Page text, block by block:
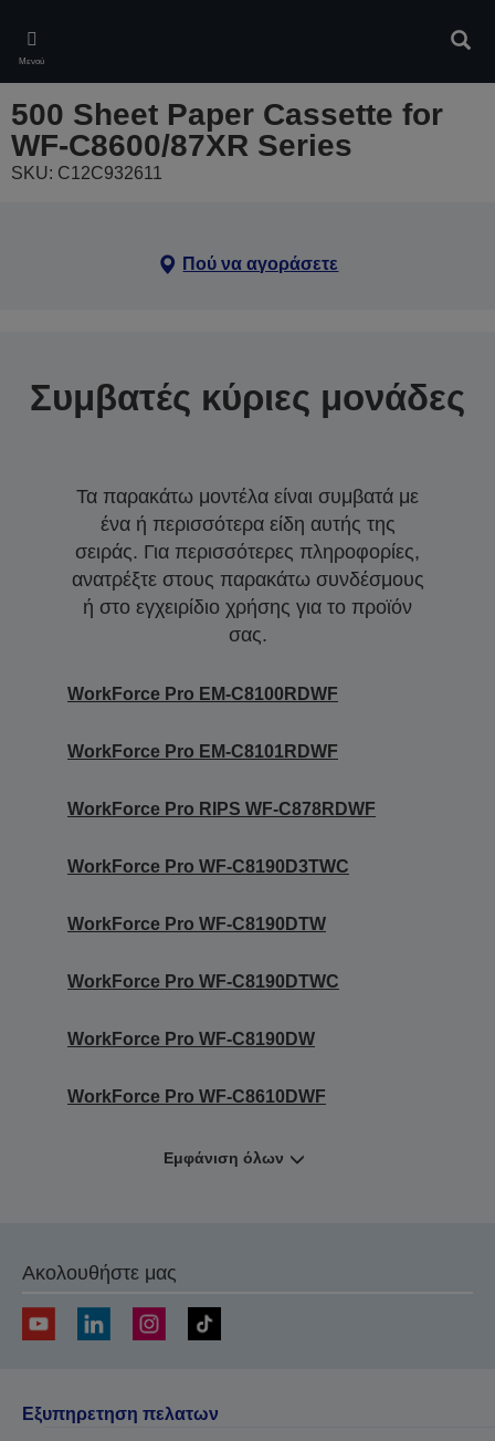
main
content
Μενού
500 Sheet Paper Cassette for
WF-C8600/87XR Series
SKU: C12C932611
Πού να αγοράσετε
Συμβατές κύριες μονάδες
Τα παρακάτω μοντέλα είναι συμβατά με
ένα ή περισσότερα είδη αυτής της
σειράς. Για περισσότερες πληροφορίες,
ανατρέξτε στους παρακάτω συνδέσμους
ή στο εγχειρίδιο χρήσης για το προϊόν
σας.
WorkForce Pro EM-C8100RDWF
WorkForce Pro EM-C8101RDWF
WorkForce Pro RIPS WF-C878RDWF
WorkForce Pro WF-C8190D3TWC
WorkForce Pro WF-C8190DTW
WorkForce Pro WF-C8190DTWC
WorkForce Pro WF-C8190DW
WorkForce Pro WF-C8610DWF
Εμφάνιση όλων
Ακολουθήστε μας
Εξυπηρετηση πελατων